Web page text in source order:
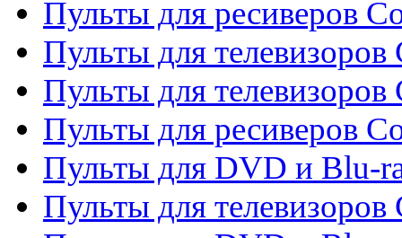
Пульты для ресиверов
Пульты для телевизоров
Пульты для телевизоров
Пульты для ресиверов
Пульты для DVD и Blu-
Пульты для телевизоров